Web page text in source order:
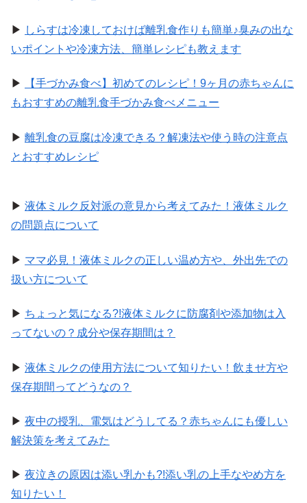
▶ しらすは冷凍しておけば離乳食作りも簡単♪臭みの出な
いポイントや冷凍方法、簡単レシピも教えます
▶
【手づかみ食べ】初めてのレシピ！9ヶ月の赤ちゃんに
もおすすめの離乳食手づかみ食べメニュー
▶ 離乳食の豆腐は冷凍できる？解凍法や使う時の注意点
とおすすめレシピ
▶ 液体ミルク反対派の意見から考えてみた！液体ミルク
の問題点について
▶ ママ必見！液体ミルクの正しい温め方や、外出先での
扱い方について
▶ ちょっと気になる?!液体ミルクに防腐剤や添加物は入
ってないの？成分や保存期間は？
▶ 液体ミルクの使用方法について知りたい！飲ませ方や
保存期間ってどうなの？
▶ 夜中の授乳、電気はどうしてる？赤ちゃんにも優しい
解決策を考えてみた
▶ 夜泣きの原因は添い乳かも?!添い乳の上手なやめ方を
知りたい！